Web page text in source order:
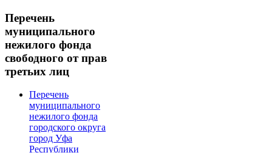
Перечень
муниципального
нежилого фонда
свободного от прав
третьих лиц
Перечень
муниципального
нежилого фонда
городского округа
город Уфа
Республики